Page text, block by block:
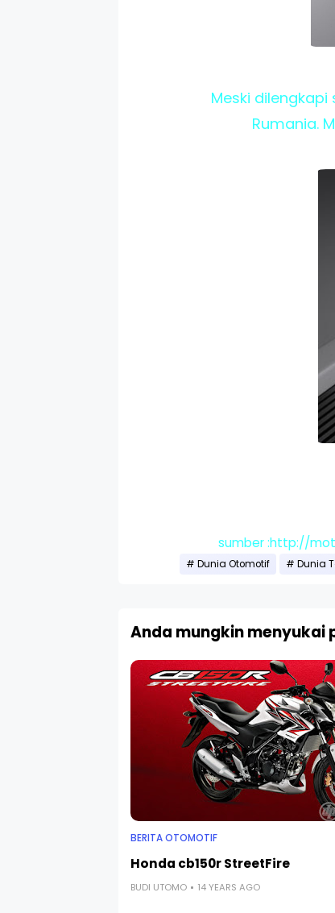
Meski
Rumania.
sumber :http://
Dunia Otomotif Dunia
Anda mungkin menyukai
BERITA OTOMOTIF
Honda cb150r StreetFire
BUDI UTOMO 14 YEARS AGO